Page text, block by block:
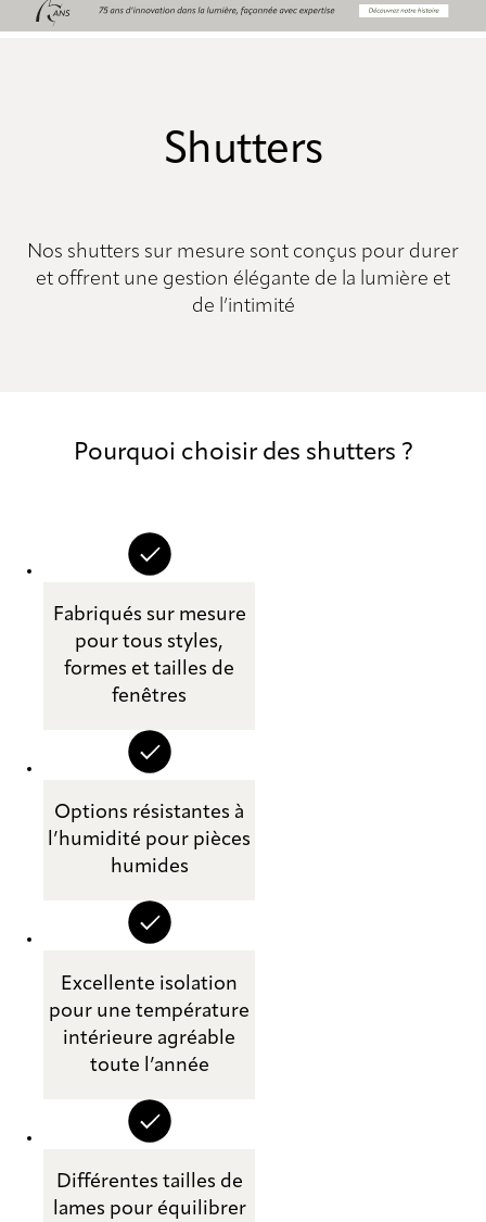
Shutters
Nos shutters sur mesure sont conçus pour durer
et offrent une gestion élégante de la lumière et
de l’intimité
Pourquoi choisir des shutters ?
Fabriqués sur mesure
pour tous styles,
formes et tailles de
fenêtres
Options résistantes à
l’humidité pour pièces
humides
Excellente isolation
pour une température
intérieure agréable
toute l’année
Différentes tailles de
lames pour équilibrer